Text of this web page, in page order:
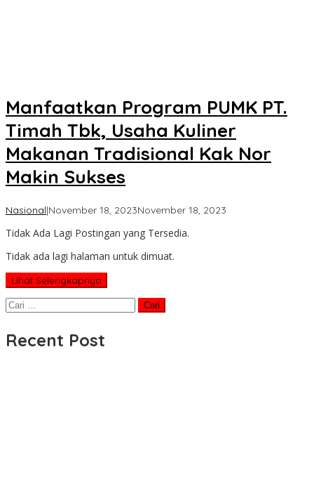
Manfaatkan Program PUMK PT.
Timah Tbk, Usaha Kuliner
Makanan Tradisional Kak Nor
Makin Sukses
Nasional|November 18, 2023November 18, 2023
Tidak Ada Lagi Postingan yang Tersedia.
Tidak ada lagi halaman untuk dimuat.
Lihat Selengkapnya
Cari
untuk:
Recent Post